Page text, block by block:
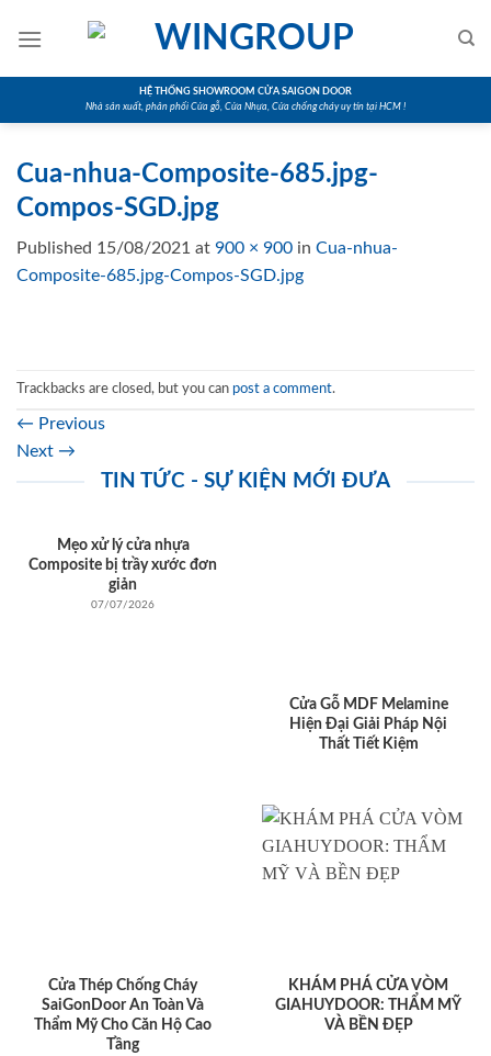
HỆ THỐNG SHOWROOM CỬA SAIGON DOOR
Nhà sản xuất, phân phối Cửa gỗ, Cửa Nhựa, Cửa chống cháy uy tín tại HCM !
Cua-nhua-Composite-685.jpg-
Compos-SGD.jpg
Published 15/08/2021 at 900 × 900 in Cua-nhua-
Composite-685.jpg-Compos-SGD.jpg
Trackbacks are closed, but you can post a comment.
← Previous
Next →
TIN TỨC - SỰ KIỆN MỚI ĐƯA
Mẹo xử lý cửa nhựa
Composite bị trầy xước đơn
giản
07/07/2026
Cửa Gỗ MDF Melamine
Hiện Đại Giải Pháp Nội
Thất Tiết Kiệm
Cửa Thép Chống Cháy
SaiGonDoor An Toàn Và
Thẩm Mỹ Cho Căn Hộ Cao
Tầng
KHÁM PHÁ CỬA VÒM
GIAHUYDOOR: THẨM MỸ
VÀ BỀN ĐẸP